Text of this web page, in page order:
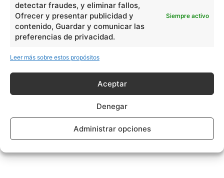
detectar fraudes, y eliminar fallos,
Ofrecer y presentar publicidad y
contenido, Guardar y comunicar las
preferencias de privacidad.
Siempre activo
Leer más sobre estos propósitos
Aceptar
Denegar
Administrar opciones